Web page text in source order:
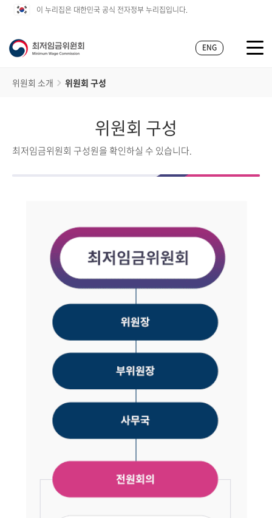
이 누리집은 대한민국 공식 전자정부 누리집입니다.
ENG
위원회 소개 위원회 구성
위원회 구성
최저임금위원회 구성원을 확인하실 수 있습니다.